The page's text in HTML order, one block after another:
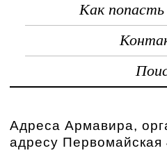
Как попасть
Адреса Армавира,
адресу Первомайская